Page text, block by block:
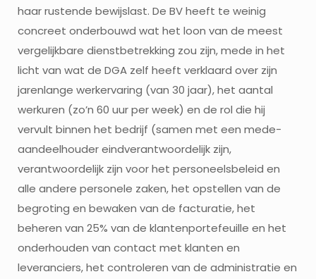
haar rustende bewijslast. De BV heeft te weinig
concreet onderbouwd wat het loon van de meest
vergelijkbare dienstbetrekking zou zijn, mede in het
licht van wat de DGA zelf heeft verklaard over zijn
jarenlange werkervaring (van 30 jaar), het aantal
werkuren (zo’n 60 uur per week) en de rol die hij
vervult binnen het bedrijf (samen met een mede-
aandeelhouder eindverantwoordelijk zijn,
verantwoordelijk zijn voor het personeelsbeleid en
alle andere personele zaken, het opstellen van de
begroting en bewaken van de facturatie, het
beheren van 25% van de klantenportefeuille en het
onderhouden van contact met klanten en
leveranciers, het controleren van de administratie en